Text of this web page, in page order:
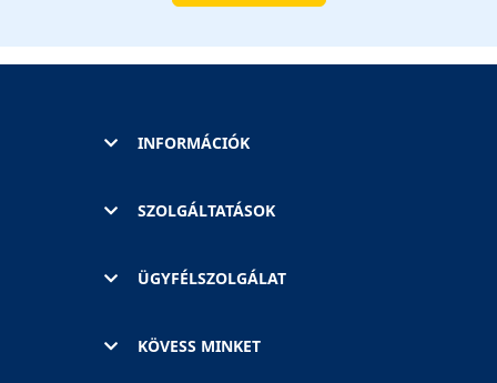
INFORMÁCIÓK
SZOLGÁLTATÁSOK
ÜGYFÉLSZOLGÁLAT
KÖVESS MINKET